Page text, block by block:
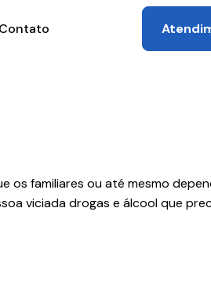
Contato
os familiares ou até mesmo
viciada drogas e álcool que